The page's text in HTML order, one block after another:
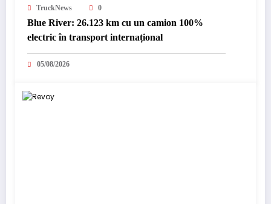
TruckNews 0
Blue River: 26.123 km cu un camion 100%
electric în transport internațional
05/08/2026